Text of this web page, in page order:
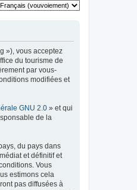
»), vous acceptez
du tourisme de
par vous-
modifiées et
GNU 2.0 » et qui
de la
du pays dans
et définitif et
Vous
estimons cela
pas diffusées à